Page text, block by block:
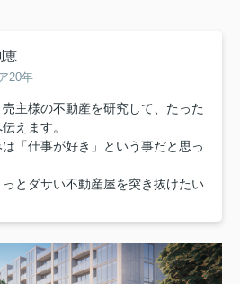
恵
20年
主様の不動産を研究して、たった
えます。
「仕事が好き」という事だと思っ
とダサい不動産屋を突き抜けたい